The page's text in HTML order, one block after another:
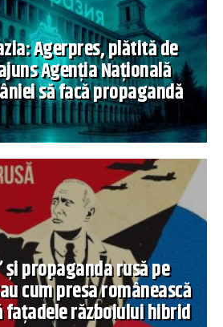
Agerpres, plătită de
Agenția Națională
să facă propagandă
propaganda rusă pe
cum presa românească
fațadele războiului hibrid